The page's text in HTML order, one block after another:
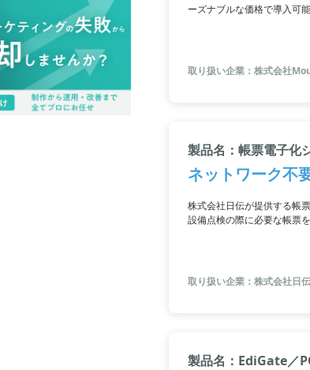
ーズナブルな価格で導入可
や業務効率の向上が可能
取り扱い企業：株式会社
製品名：帳票電子化
ネットワーク不
株式会社日伝が提供する帳
設備点検の際に必要な帳票
正報告を防止することも
取り扱い企業：株式会社日伝
製品名：EdiGate／